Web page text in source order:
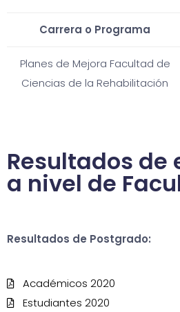
Carrera o Programa
Planes de Mejora Facultad de
Ciencias de la Rehabilitación
Resultados de
a nivel de
Resultados de Postgrado:
Académicos 2020
Estudiantes 2020